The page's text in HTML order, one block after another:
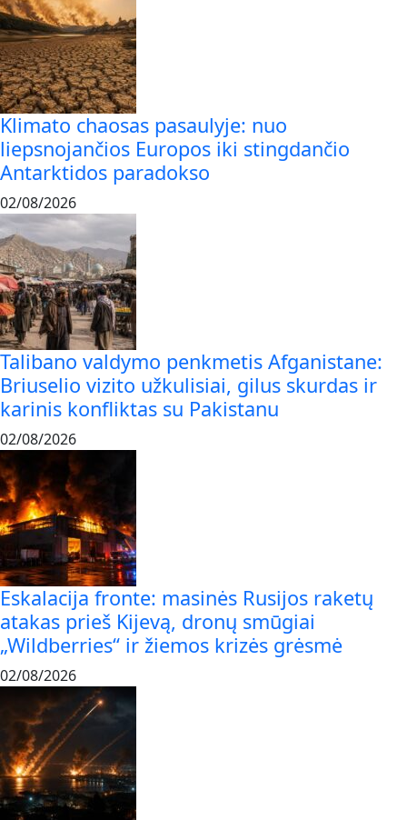
Klimato chaosas pasaulyje: nuo
liepsnojančios Europos iki stingdančio
Antarktidos paradokso
02/08/2026
Talibano valdymo penkmetis Afganistane:
Briuselio vizito užkulisiai, gilus skurdas ir
karinis konfliktas su Pakistanu
02/08/2026
Eskalacija fronte: masinės Rusijos raketų
atakas prieš Kijevą, dronų smūgiai
„Wildberries“ ir žiemos krizės grėsmė
02/08/2026